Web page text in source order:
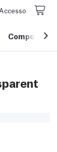
Accesso
Componenti